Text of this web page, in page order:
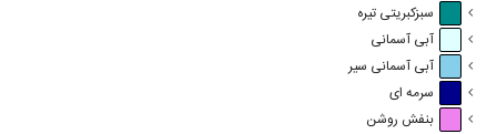
سبزکبریتی تیره
آبی آسمانی
آبی آسمانی سیر
سرمه ای
بنفش روشن